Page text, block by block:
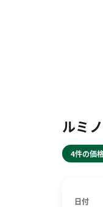
ルミ
4件の価
日付